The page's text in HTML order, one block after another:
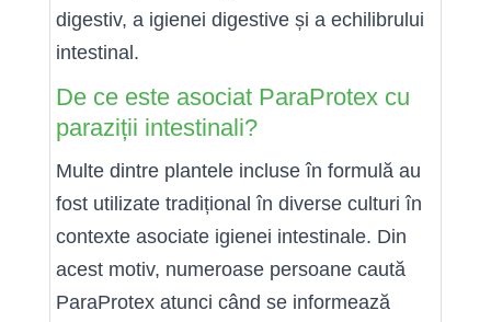
digestiv, a igienei digestive și a echilibrului
intestinal.
De ce este asociat ParaProtex cu
paraziții intestinali?
Multe dintre plantele incluse în formulă au
fost utilizate tradițional în diverse culturi în
contexte asociate igienei intestinale. Din
acest motiv, numeroase persoane caută
ParaProtex atunci când se informează